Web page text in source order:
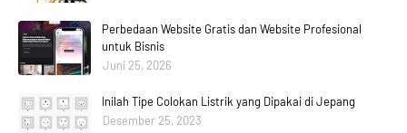
Perbedaan Website Gratis dan Website Profesional
untuk Bisnis
Juni 25, 2026
Inilah Tipe Colokan Listrik yang Dipakai di Jepang
Desember 25, 2023